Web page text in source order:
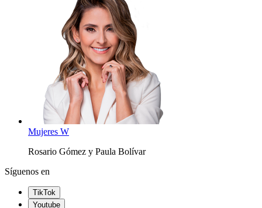
Mujeres W
Rosario Gómez y Paula Bolívar
Síguenos en
TikTok
Youtube